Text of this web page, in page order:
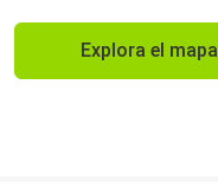
Explora el mapa